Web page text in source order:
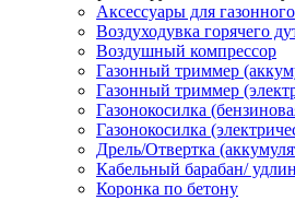
Аксессуары для
Воздуходувка горячего
Воздушный компрессор
Газонный триммер
Газонный триммер
Газонокосилка
Газонокосилка
Дрель/Отвертка
Кабельный барабан/
Коронка по бетону